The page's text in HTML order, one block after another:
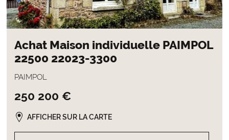
Achat Maison individuelle PAIMPOL
22500 22023-3300
PAIMPOL
250 200 €
AFFICHER SUR LA CARTE